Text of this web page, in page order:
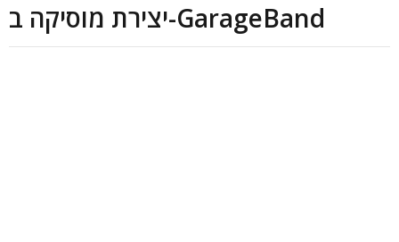
יצירת מוסיקה ב-GarageBand